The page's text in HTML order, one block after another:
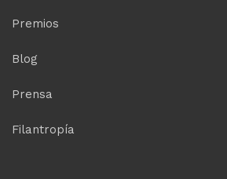
Premios
Blog
Prensa
Filantropía